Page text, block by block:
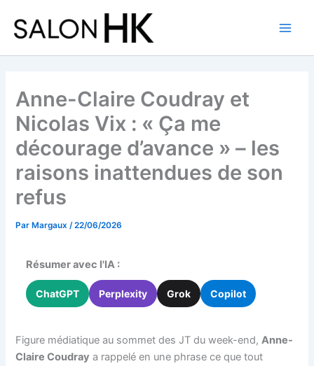
contenu
Anne-Claire Coudray et
Nicolas Vix : « Ça me
décourage d’avance » – les
raisons inattendues de son
refus
ParMargaux /22/06/2026
Résumer avec l'IA :
ChatGPT Perplexity Grok Copilot
Figure médiatique au sommet des JT du week-end,Anne-
Claire Coudray a rappelé en une phrase ce que tout